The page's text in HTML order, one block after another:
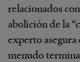
relacionados
abolición de la
experto asegura
menudo